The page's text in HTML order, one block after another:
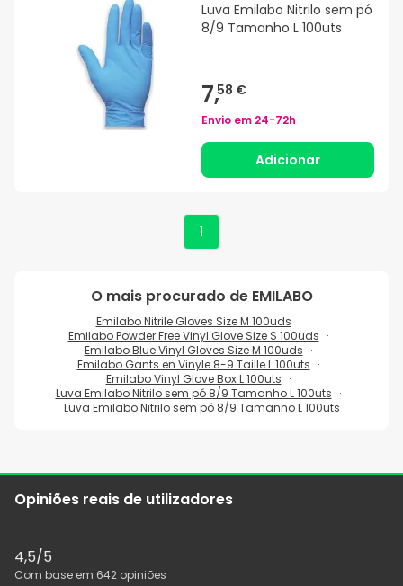
Luva Emilabo Nitrilo sem pó
8/9 Tamanho L 100uts
7,58 €
Envio em 24-72h
Adicionar
1
O mais procurado de EMILABO
Emilabo Nitrile Gloves Size M 100uds
Emilabo Powder Free Vinyl Glove Size S 100uds
Emilabo Blue Vinyl Gloves Size M 100uds
Emilabo Gants en Vinyle 8-9 Taille L 100uts
Emilabo Vinyl Glove Box L 100uts
Luva Emilabo Nitrilo sem pó 8/9 Tamanho L 100uts
Luva Emilabo Nitrilo sem pó 8/9 Tamanho L 100uts
Opiniões reais de utilizadores
4,5/5
Com base em 642 opiniões